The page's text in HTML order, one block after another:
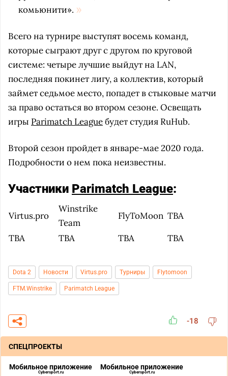
комьюнити».
Всего на турнире выступят восемь команд,
которые сыграют друг с другом по круговой
системе: четыре лучшие выйдут на LAN,
последняя покинет лигу, а коллектив, который
займет седьмое место, попадет в стыковые матчи
за право остаться во втором сезоне. Освещать
игры Parimatch Leagueбудет студия RuHub.
Второй сезон пройдет в январе-мае 2020 года.
Подробности о нем пока неизвестны.
Участники Parimatch League:
Virtus.pro
Winstrike
Team
FlyToMoon TBA
TBA
TBA TBA TBA
Dota 2 Новости Virtus.pro Турниры Flytomoon
FTM.Winstrike Parimatch League
-18
СПЕЦПРОЕКТЫ
Мобильное приложение
Cybersport.ru
Мобильное приложение
Cybersport.ru